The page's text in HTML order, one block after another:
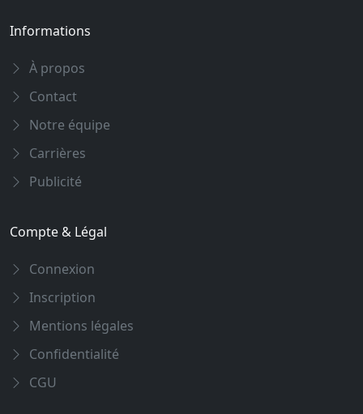
Informations
À propos
Contact
Notre équipe
Carrières
Publicité
Compte & Légal
Connexion
Inscription
Mentions légales
Confidentialité
CGU